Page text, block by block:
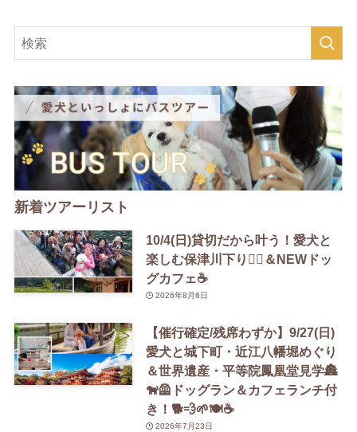
新着ツアーリスト
10/4(日)貸切だから叶う！愛犬と
楽しむ保津川下り🚣‍♀️＆NEWドッ
グカフェ☕️
2026年8月6日
【催行確定/残席わずか】9/27(日)
愛犬と城下町・近江八幡堀めぐり
＆世界遺産・平等院鳳凰堂見学🏯
🐕‍🦺ドッグラン＆カフェランチ付
き！🐕💨🌱🍽️☕️
2026年7月23日